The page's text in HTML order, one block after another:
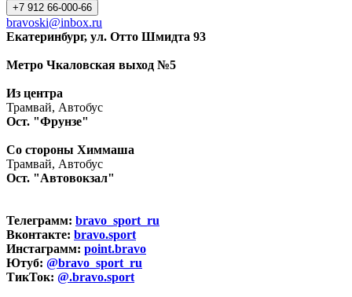
+7 912 66-000-66
bravoski@inbox.ru
Екатеринбург, ул. Отто Шмидта 93
Метро Чкаловская выход №5
Из центра
Трамвай, Автобус
Ост. "Фрунзе"
Со стороны Химмаша
Трамвай, Автобус
Ост. "Автовокзал"
Телеграмм: bravo_sport_ru
Вконтакте: bravo.sport
Инстаграмм: point.bravo
Ютуб: @bravo_sport_ru
ТикТок: @.bravo.sport